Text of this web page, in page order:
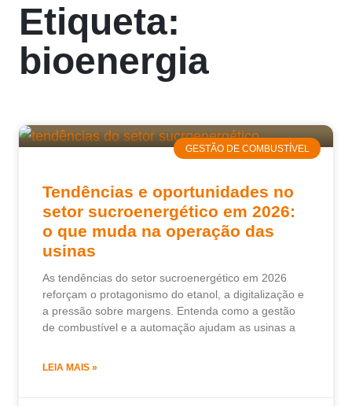
Etiqueta:
bioenergia
GESTÃO DE COMBUSTÍVEL
Tendências e oportunidades no
setor sucroenergético em 2026:
o que muda na operação das
usinas
As tendências do setor sucroenergético em 2026
reforçam o protagonismo do etanol, a digitalização e
a pressão sobre margens. Entenda como a gestão
de combustível e a automação ajudam as usinas a
LEIA MAIS »